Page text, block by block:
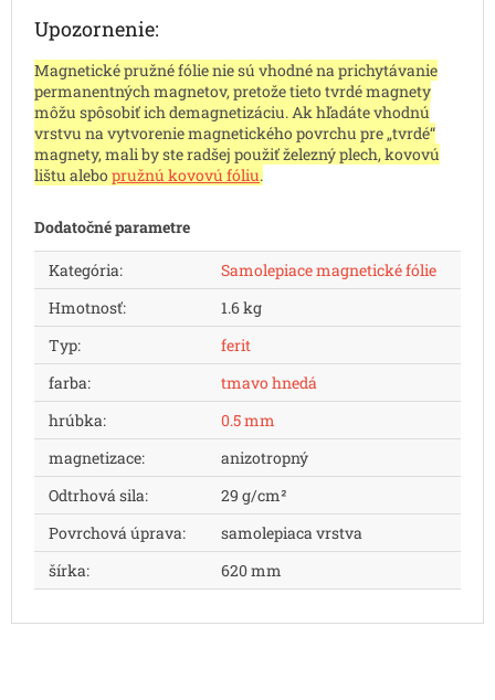
Upozornenie:
Magnetické pružné fólie nie sú vhodné na prichytávanie
permanentných magnetov, pretože tieto tvrdé magnety
môžu spôsobiť ich demagnetizáciu. Ak hľadáte vhodnú
vrstvu na vytvorenie magnetického povrchu pre „tvrdé“
magnety, mali by ste radšej použiť železný plech, kovovú
lištu alebopružnú kovovú fóliu.
Dodatočné parametre
Kategória:
Samolepiace magnetické fólie
Hmotnosť:
1.6 kg
Typ:
ferit
farba:
tmavo hnedá
hrúbka:
0.5 mm
magnetizace:
anizotropný
Odtrhová sila:
29 g/cm²
Povrchová úprava:
samolepiaca vrstva
šírka: 620 mm